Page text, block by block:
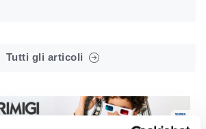
Tutti gli articoli